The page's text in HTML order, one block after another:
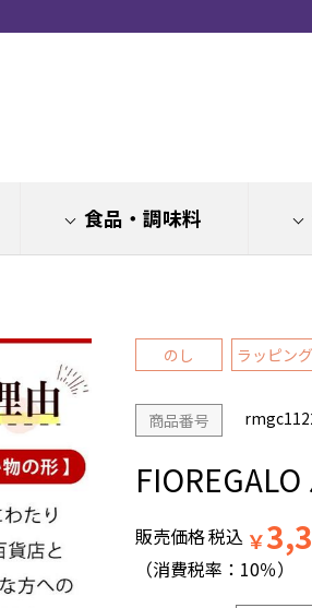
食品・調味料
のし ラッピング
商品番号
販売価格税込 ￥
（消費税率： 10％）